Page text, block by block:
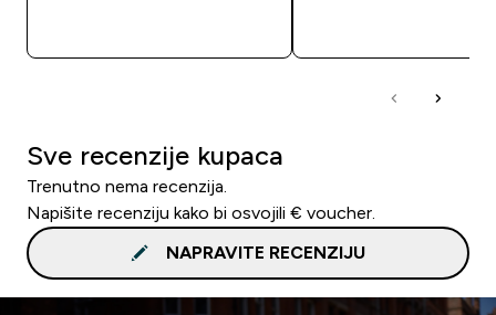
Sve recenzije kupaca
Trenutno nema recenzija.
Napišite recenziju kako bi osvojili € voucher.
NAPRAVITE RECENZIJU